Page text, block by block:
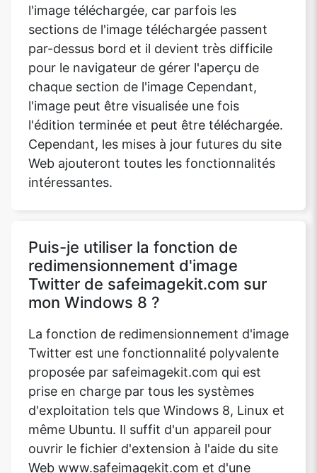
l'image téléchargée, car parfois les
sections de l'image téléchargée passent
par-dessus bord et il devient très difficile
pour le navigateur de gérer l'aperçu de
chaque section de l'image Cependant,
l'image peut être visualisée une fois
l'édition terminée et peut être téléchargée.
Cependant, les mises à jour futures du site
Web ajouteront toutes les fonctionnalités
intéressantes.
Puis-je utiliser la fonction de
redimensionnement d'image
Twitter de safeimagekit.com sur
mon Windows 8 ?
La fonction de redimensionnement d'image
Twitter est une fonctionnalité polyvalente
proposée par safeimagekit.com qui est
prise en charge par tous les systèmes
d'exploitation tels que Windows 8, Linux et
même Ubuntu. Il suffit d'un appareil pour
ouvrir le fichier d'extension à l'aide du site
Web www.safeimagekit.com et d'une